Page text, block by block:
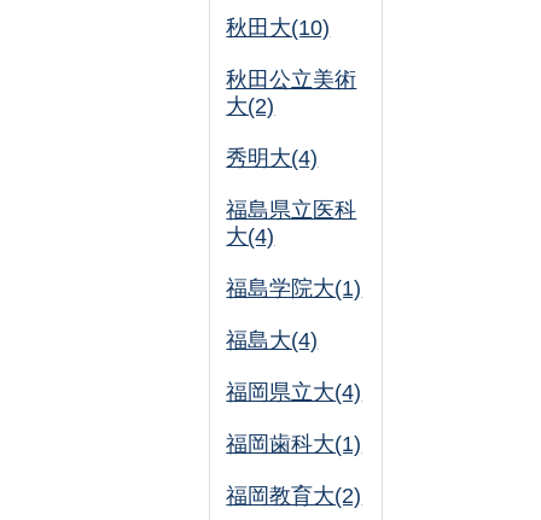
秋田大(10)
秋田公立美術
大(2)
秀明大(4)
福島県立医科
大(4)
福島学院大(1)
福島大(4)
福岡県立大(4)
福岡歯科大(1)
福岡教育大(2)